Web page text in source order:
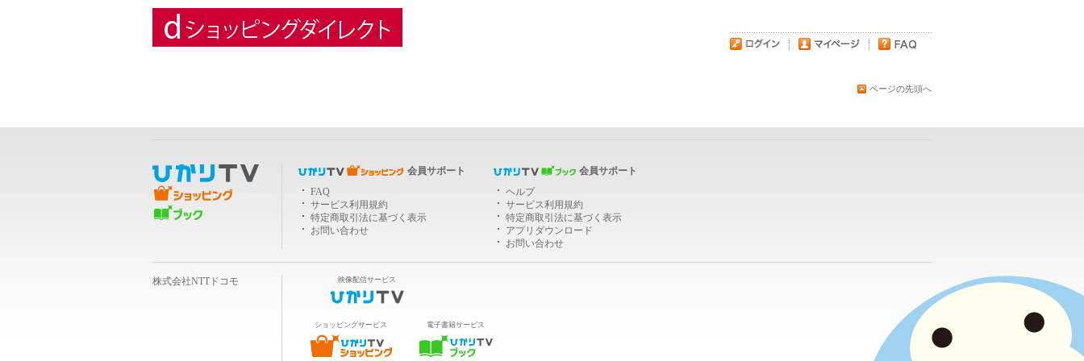
ページの先頭へ
ＴＶショッピング
会員サポート
FAQ
サービス利用規約
特定商取引法に基づく表示
お問い合わせ
会員サポート
ヘルプ
サービス利用規約
特定商取引法に基づく表示
アプリダウンロード
お問い合わせ
株式会社NTTドコモ 映像配信サービス
ショッピングサービス 電子書籍サービス